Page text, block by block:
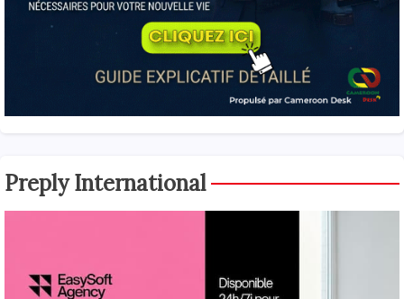
Preply International